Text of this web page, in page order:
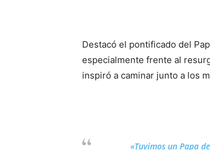
Destacó el pontificado del
especialmente frente al
inspiró a caminar junto a los
«Tuvimos un Papa